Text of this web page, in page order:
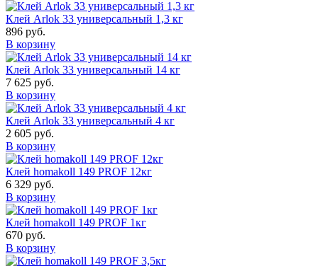
Клей Arlok 33 универсальный 1,3 кг
896 руб.
В корзину
Клей Arlok 33 универсальный 14 кг
7 625 руб.
В корзину
Клей Arlok 33 универсальный 4 кг
2 605 руб.
В корзину
Клей homakoll 149 PROF 12кг
6 329 руб.
В корзину
Клей homakoll 149 PROF 1кг
670 руб.
В корзину